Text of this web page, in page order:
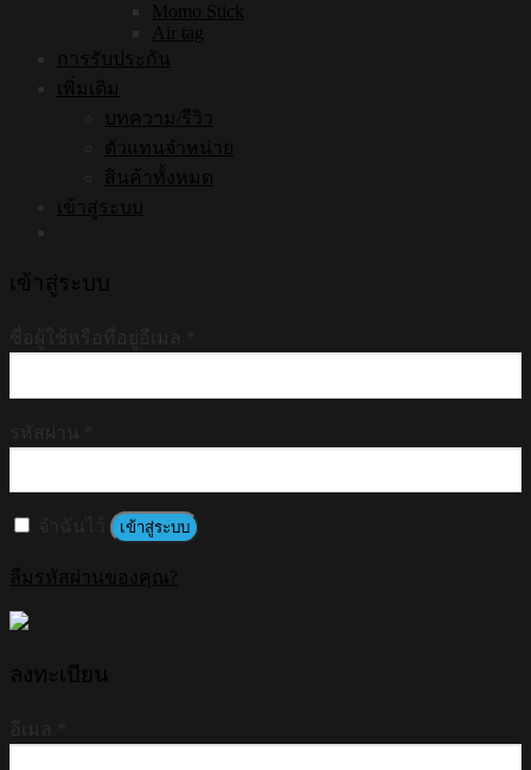
Momo Stick
Air tag
การรับประกัน
เพิ่มเติม
บทความ/รีวิว
ตัวแทนจำหน่าย
สินค้าทั้งหมด
เข้าสู่ระบบ
เข้าสู่ระบบ
เข้าสู่ระบบ
ลืมรหัสผ่านของคุณ?
ลงทะเบียน